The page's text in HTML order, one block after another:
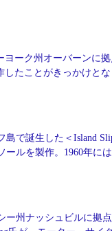
ヨーク州オーバーンに
たことがきっかけとな
島で誕生した＜Island
ールを製作。1960年に
ー州ナッシュビルに拠